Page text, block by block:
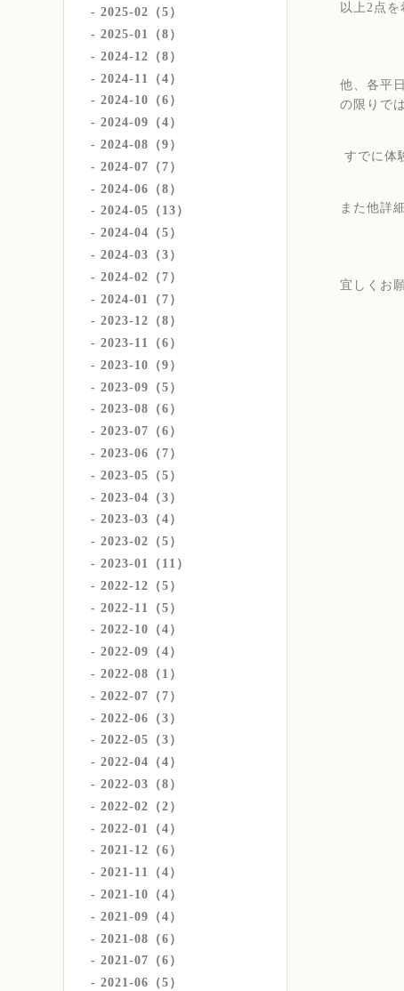
2025-02（5）
2025-01（8）
2024-12（8）
2024-11（4）
2024-10（6）
2024-09（4）
2024-08（9）
2024-07（7）
2024-06（8）
2024-05（13）
2024-04（5）
2024-03（3）
2024-02（7）
2024-01（7）
2023-12（8）
2023-11（6）
2023-10（9）
2023-09（5）
2023-08（6）
2023-07（6）
2023-06（7）
2023-05（5）
2023-04（3）
2023-03（4）
2023-02（5）
2023-01（11）
2022-12（5）
2022-11（5）
2022-10（4）
2022-09（4）
2022-08（1）
2022-07（7）
2022-06（3）
2022-05（3）
2022-04（4）
2022-03（8）
2022-02（2）
2022-01（4）
2021-12（6）
2021-11（4）
2021-10（4）
2021-09（4）
2021-08（6）
2021-07（6）
2021-06（5）
以上2点
他、各平
の限りで
すでに体
また他詳
宜しくお